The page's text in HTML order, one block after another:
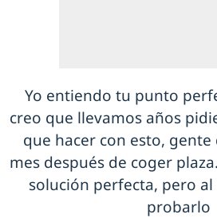
Yo entiendo tu punto
creo que llevamos años
que hacer con esto,
mes después de coger
solución perfecta, pero
probarlo